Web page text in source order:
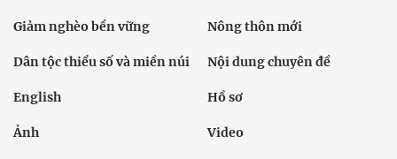
Giảm nghèo bền vững Nông thôn mới
Dân tộc thiểu số và miền núi Nội dung chuyên đề
English Hồ sơ
Ảnh Video